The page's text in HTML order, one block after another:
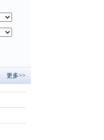
更多>>